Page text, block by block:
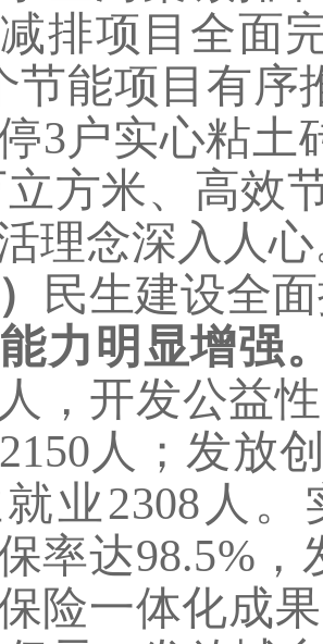
排项目全面
节能项目有序
3户实心粘土
方米、高效
理念深入人
民生建设全
力明显增强
人，开发公益
2150 人；发放
业2308 人。
率达98.5%
险一体化成